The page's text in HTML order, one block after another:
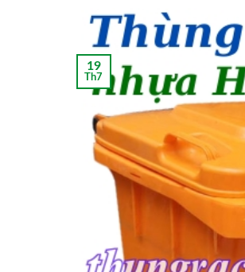
19
Th7